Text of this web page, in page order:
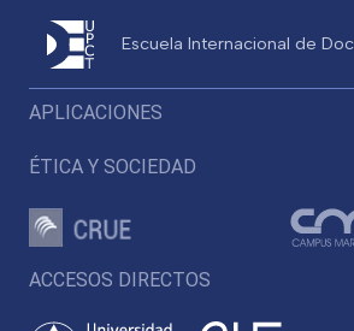
ACCESOS DIRECTOS
APLICACIONES
ÉTICA Y SOCIEDAD
Escuela Internacional de